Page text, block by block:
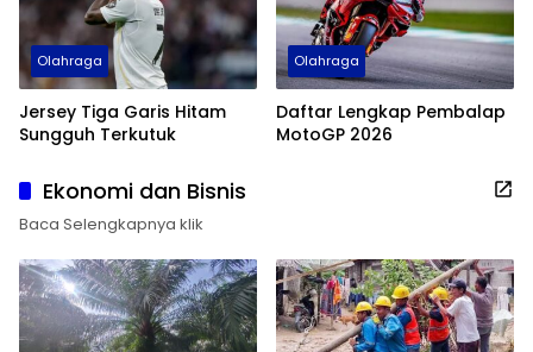
Olahraga
Jersey Tiga Garis Hitam
Sungguh Terkutuk
Olahraga
Daftar Lengkap Pembalap
MotoGP 2026
Ekonomi dan Bisnis
Baca Selengkapnya klik